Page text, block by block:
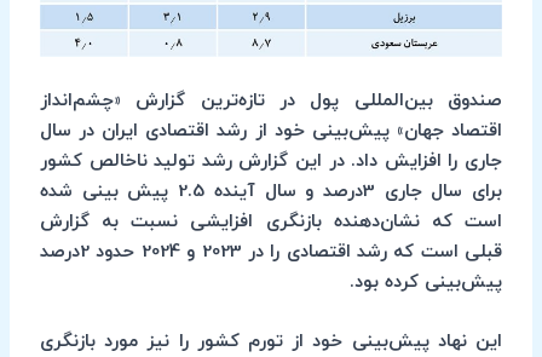
صندوق بین‌المللی پول در تازه‌ترین گزارش «چشم‌انداز
اقتصاد جهان» پیش‌بینی خود از رشد اقتصادی ایران در سال
جاری را افزایش داد. در این گزارش رشد تولید ناخالص کشور
برای سال جاری 3درصد و سال آینده 2.5 پیش بینی شده
است که نشان‌دهنده بازنگری افزایشی نسبت به گزارش
قبلی است که رشد اقتصادی را در 2023 و 2024 حدود 2درصد
پیش‌بینی کرده بود.
این نهاد پیش‌بینی خود از تورم کشور را نیز مورد بازنگری